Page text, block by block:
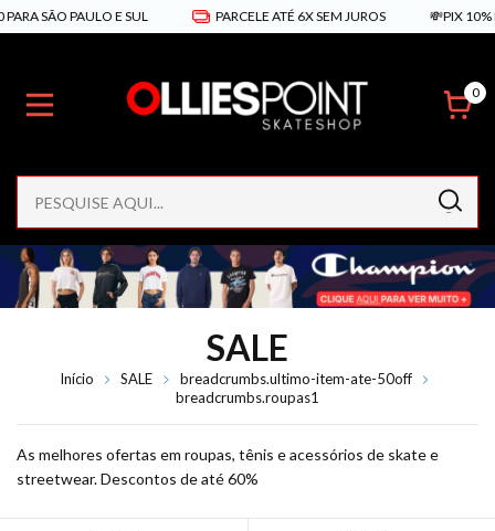
E SUL PARCELE ATÉ 6X SEM JUROS 💸PIX 10% DE
0
SALE
Início SALE
breadcrumbs.ultimo-item-ate-50off
breadcrumbs.roupas1
As melhores ofertas em roupas, tênis e acessórios de skate e
streetwear. Descontos de até 60%